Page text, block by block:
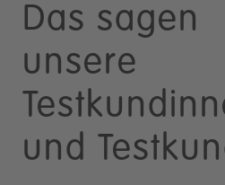
Das sagen
unsere
und